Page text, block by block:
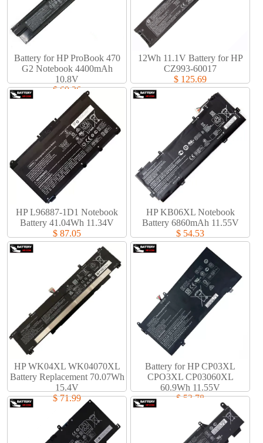
Battery for HP ProBook 470
G2 Notebook 4400mAh
10.8V
$ 69.36
12Wh 11.1V Battery for HP
CZ993-60017
$ 125.69
HP L96887-1D1 Notebook
Battery 41.04Wh 11.34V
$ 87.05
HP KB06XL Notebook
Battery 6860mAh 11.55V
$ 54.53
HP WK04XL WK04070XL
Battery Replacement 70.07Wh
15.4V
$ 71.99
Battery for HP CP03XL
CPO3XL CP03060XL
60.9Wh 11.55V
$ 53.78